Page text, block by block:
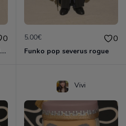
0
Funko pop luna lovegood masque de lion
5.00€ 0
Funko pop severus rogue
Vivi